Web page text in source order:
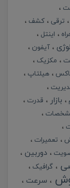
ترقی کشف
اینتل
آیفون
مکزیک
هیلتاپ
بازار
قدرت
تعمیرات
دوربین
گرافیک
سرعت